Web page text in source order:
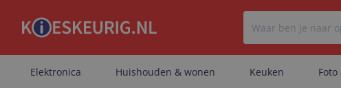
Elektronica Huishouden & wonen Keuken Foto